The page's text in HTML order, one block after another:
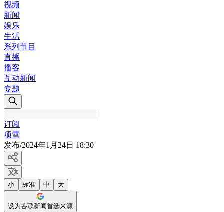
视频
新闻
娱乐
生活
系列节目
直播
播客
互动新闻
专题
订阅
项雪
发布/2024年1月24日 18:30
小 标准 中 大
设为谷歌新闻首选来源